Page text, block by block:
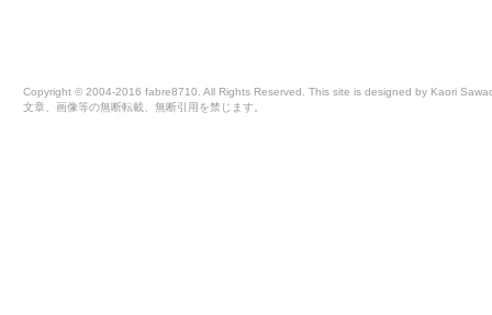
Copyright © 2004-2016 fabre8710. All Rights Reserved. This site is designed by Kaori
文章、画像等の無断転載、無断引用を禁じます。